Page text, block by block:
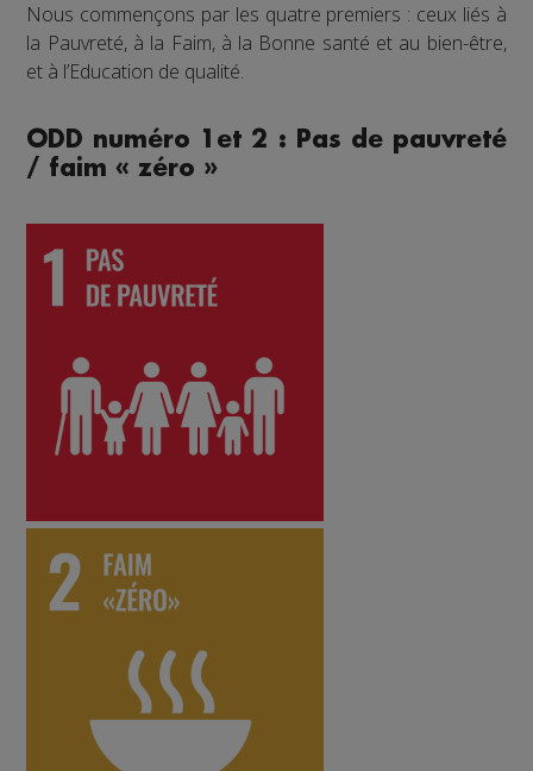
Nous commençons par les quatre premiers : ceux liés à
la Pauvreté, à la Faim, à la Bonne santé et au bien-être,
et à l’Education de qualité.
ODD numéro 1et 2 : Pas de pauvreté
/ faim « zéro »